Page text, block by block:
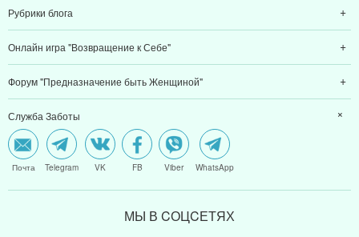
Рубрики блога
Онлайн игра "Возвращение к Себе"
Форум "Предназначение быть Женщиной"
Служба Заботы
Почта Telegram VK FB Viber WhatsApp
МЫ В CОЦCЕТЯХ